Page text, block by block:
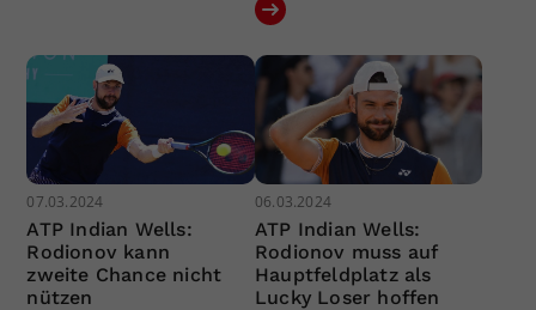
07.03.2024
ATP Indian Wells:
Rodionov kann
zweite Chance nicht
nützen
06.03.2024
ATP Indian Wells:
Rodionov muss auf
Hauptfeldplatz als
Lucky Loser hoffen